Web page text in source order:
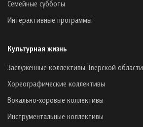
Семейные субботы
Интерактивные программы
Культурная жизнь
Заслуженные коллективы Тверской области
Хореографические коллективы
Вокально-хоровые коллективы
Инструментальные коллективы